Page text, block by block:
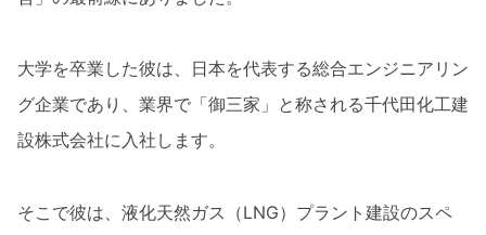
大学を卒業した彼は、日本を代表する総合エンジニアリン
グ企業であり、業界で「御三家」と称される千代田化工建
設株式会社に入社します。
そこで彼は、液化天然ガス（LNG）プラント建設のスペ